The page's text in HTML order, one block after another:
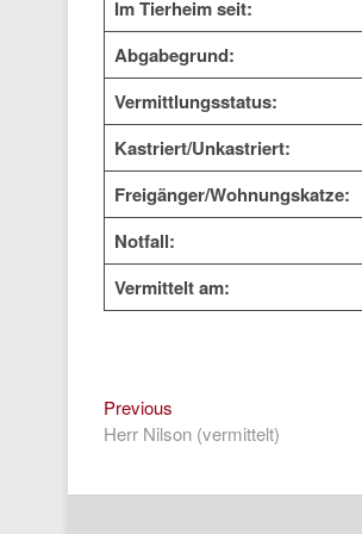
Im Tierheim seit:
Abgabegrund:
Vermittlungsstatus:
Kastriert/Unkastriert:
Freigänger/Wohnungskatze:
Notfall:
Vermittelt am:
Beitragsnavigation
Previous
post:
Herr Nilson (vermittelt)